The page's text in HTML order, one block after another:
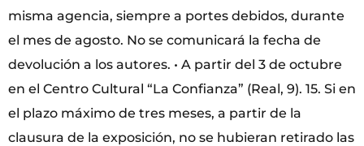
misma agencia, siempre a portes debidos, durante
el mes de agosto. No se comunicará la fecha de
devolución a los autores. • A partir del 3 de octubre
en el Centro Cultural “La Confianza” (Real, 9). 15. Si en
el plazo máximo de tres meses, a partir de la
clausura de la exposición, no se hubieran retirado las